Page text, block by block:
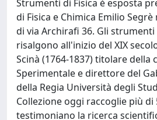
Strumenti di Fisica è esposta
di Fisica e Chimica Emilio
di via Archirafi 36. Gli
risalgono all'inizio del XIX
Scinà (1764-1837) titolare della
Sperimentale e direttore del
della Regia Università degli
Collezione oggi raccoglie più
testimoniano la ricerca